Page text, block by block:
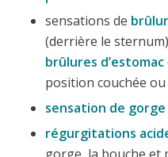
sensations de
(derrière le
brûlures d’estomac
position couchée
sensation de
régurgitations